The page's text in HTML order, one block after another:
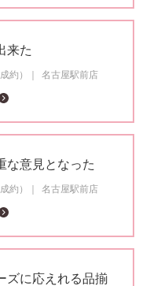
来た
約）
名古屋駅前店
な意見となった
約）
名古屋駅前店
ズに応えれる品揃